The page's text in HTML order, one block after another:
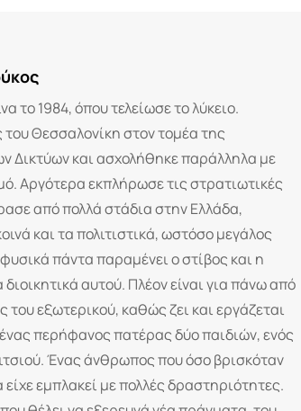
το 1984, όπου τελείωσε το λύκειο.
του Θεσσαλονίκη στον τομέα της
Δικτύων και ασχολήθηκε παράλληλα με
Αργότερα εκπλήρωσε τις στρατιωτικές
από πολλά στάδια στην Ελλάδα,
και τα πολιτιστικά, ωστόσο μεγάλος
πάντα παραμένει ο στίβος και η
αυτού. Πλέον είναι για πάνω από
του εξωτερικού, καθώς ζει και εργάζεται
περήφανος πατέρας δύο παιδιών, ενός
Ένας άνθρωπος που όσο βρισκόταν
εμπλακεί με πολλές δραστηριότητες.